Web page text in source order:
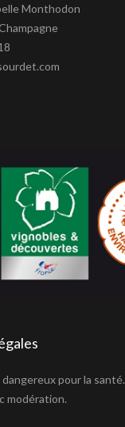
Monthodon
pour la santé.
modération.